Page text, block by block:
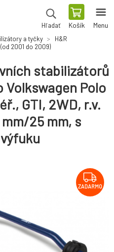
Hľadať Košík Menu
a tyčky
H&R
2001 do 2009)
stabilizátorů
Volkswagen Polo
GTI, 2WD, r.v.
25 mm, s
ZADARMO